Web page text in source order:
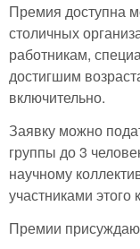
Премия доступна
столичных
работникам,
достигшим
включительно.
Заявку можно
группы до 3
научному
участниками этого
Премии